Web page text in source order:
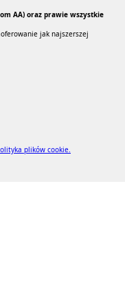
AA) oraz prawie wszystkie
jak najszerszej
plików cookie.